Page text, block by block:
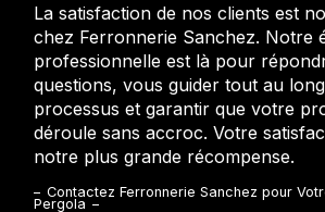
La satisfaction de nos clients est
chez Ferronnerie Sanchez. Notre
professionnelle est là pour
questions, vous guider tout au
processus et garantir que votre
déroule sans accroc. Votre
notre plus grande récompense.
Contactez Ferronnerie Sanchez pour
Pergola